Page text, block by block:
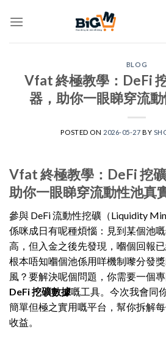
BLOG
Vfat 終極教學：DeFi
器，助你一眼睇穿流
POSTED ON 2026-05-27 BY
Vfat 終極教學：DeFi 挖
助你一眼睇穿流動性池真
參與 DeFi 流動性挖礦（Liquidity
係咪成日有呢種煩惱：見到某個池
高，但入金之後先發現，嗰個回報
根本唔知嗰個池係用咩機制嚟分發
風？要解決呢個問題，你需要一個
DeFi 挖礦數據嘅工具。今次我會同
簡單但極之實用嘅平台，幫你拆解
收益。